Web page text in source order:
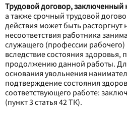
Трудовой договор,
а также срочный трудовой
действия может быть расторгнут
несоответствия работника
служащего (профессии
вследствие состояния здоровья,
продолжению данной работы.
основания увольнения
подтверждение состояния
соответствующего работе:
(пункт 3 статья 42 ТК).